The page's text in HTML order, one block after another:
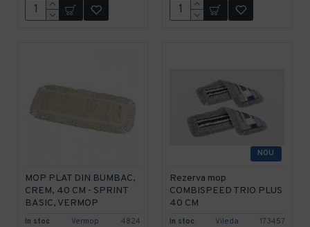
In stoc Vermop 4824
MOP PLAT DIN BUMBAC,
CREM, 40 CM - SPRINT
BASIC, VERMOP
NOU
In stoc Vileda 173457
Rezerva mop
COMBISPEED TRIO PLUS
40 CM